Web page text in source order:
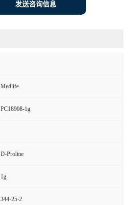
发送咨询信息
Medlife
PC18908-1g
D-Proline
1g
344-25-2